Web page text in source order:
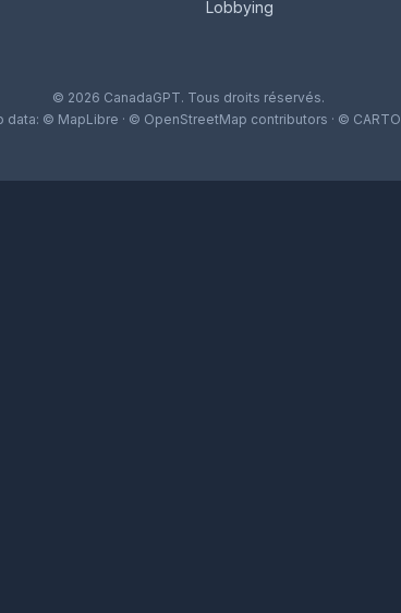
Lobbying
© 2026 CanadaGPT. Tous droits réservés.
data: © MapLibre · © OpenStreetMap contributors · © CARTO